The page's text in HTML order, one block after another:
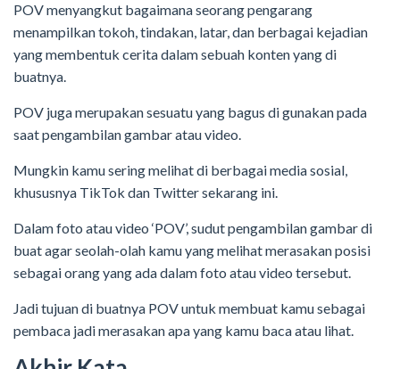
POV menyangkut bagaimana seorang pengarang
menampilkan tokoh, tindakan, latar, dan berbagai kejadian
yang membentuk cerita dalam sebuah konten yang di
buatnya.
POV juga merupakan sesuatu yang bagus di gunakan pada
saat pengambilan gambar atau video.
Mungkin kamu sering melihat di berbagai media sosial,
khususnya TikTok dan Twitter sekarang ini.
Dalam foto atau video ‘POV’, sudut pengambilan gambar di
buat agar seolah-olah kamu yang melihat merasakan posisi
sebagai orang yang ada dalam foto atau video tersebut.
Jadi tujuan di buatnya POV untuk membuat kamu sebagai
pembaca jadi merasakan apa yang kamu baca atau lihat.